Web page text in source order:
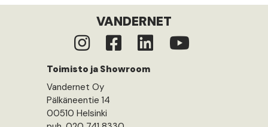
VANDERNET
Toimisto ja Showroom
Vandernet Oy
Pälkäneentie 14
00510 Helsinki